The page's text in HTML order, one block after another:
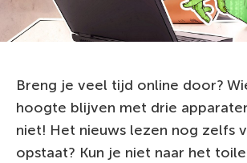
Breng je veel tijd online door?
hoogte blijven met drie
niet! Het nieuws lezen nog zelfs
opstaat? Kun je niet naar het